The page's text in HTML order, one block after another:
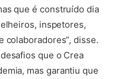
que é construído dia
inspetores,
colaboradores”, disse.
que o Crea
mas garantiu que